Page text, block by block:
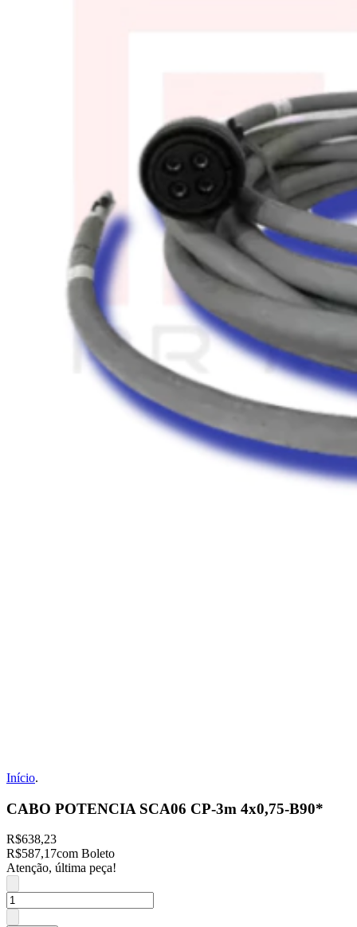
Início.
CABO POTENCIA SCA06 CP-3m 4x0,75-B90*
R$638,23
R$587,17com Boleto
Atenção, última peça!